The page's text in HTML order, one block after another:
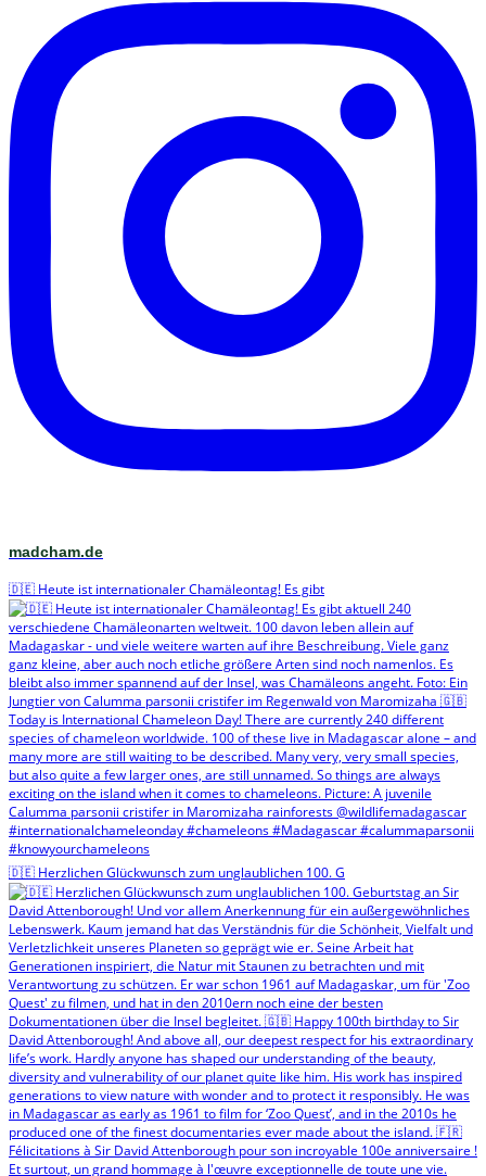
madcham.de
🇩🇪 Heute ist internationaler Chamäleontag! Es gibt
🇩🇪 Herzlichen Glückwunsch zum unglaublichen 100. G